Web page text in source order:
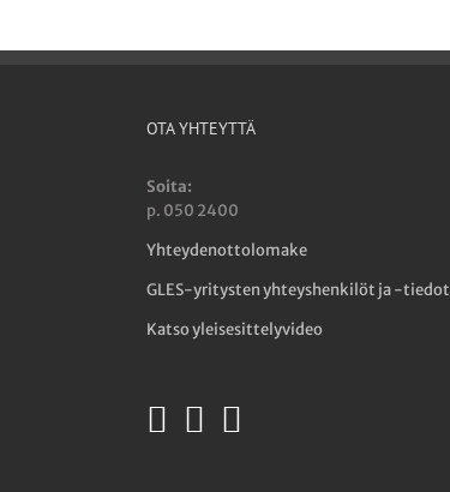
OTA YHTEYTTÄ
Soita:
p. 050 2400
Yhteydenottolomake
GLES-yritysten yhteyshenkilöt ja -tiedot
Katso yleisesittelyvideo